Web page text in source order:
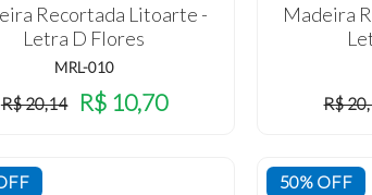
Recortada Litoarte -
Letra D Flores
MRL-010
R$ 20,14 R$ 10,70
Madeira
R$
50% OFF